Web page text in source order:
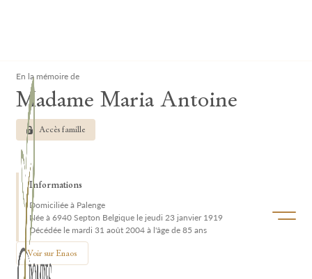
Ouvrir/
En la mémoire de
Madame Maria Antoine
Accès famille
Informations
Domiciliée à Palenge
Née à 6940 Septon Belgique le jeudi 23 janvier 1919
Décédée le mardi 31 août 2004 à l'âge de 85 ans
Voir sur Enaos